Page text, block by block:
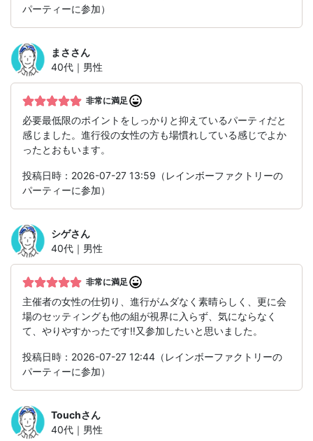
パーティーに参加）
まささん
40代｜男性
非常に満足
必要最低限のポイントをしっかりと抑えているパーティだと
感じました。進行役の女性の方も場慣れしている感じでよか
ったとおもいます。
投稿日時：2026-07-27 13:59（レインボーファクトリーの
パーティーに参加）
シゲさん
40代｜男性
非常に満足
主催者の女性の仕切り、進行がムダなく素晴らしく、更に会
場のセッティングも他の組が視界に入らず、気にならなく
て、やりやすかったです‼️又参加したいと思いました。
投稿日時：2026-07-27 12:44（レインボーファクトリーの
パーティーに参加）
Touchさん
40代｜男性